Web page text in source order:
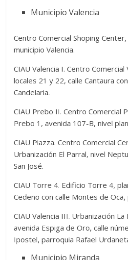
Municipio Valencia
Centro Comercial Shoping
municipio Valencia.
CIAU Valencia I. Centro Comercial
locales 21 y 22, calle Cantaura
Candelaria.
CIAU Prebo II. Centro Comercial
Prebo 1, avenida 107-B, nivel
CIAU Piazza. Centro Comercial
Urbanización El Parral, nivel
San José.
CIAU Torre 4. Edificio Torre 4,
Cedeño con calle Montes de Oca,
CIAU Valencia III. Urbanización
avenida Espiga de Oro, calle
Ipostel, parroquia Rafael
Municipio Miranda